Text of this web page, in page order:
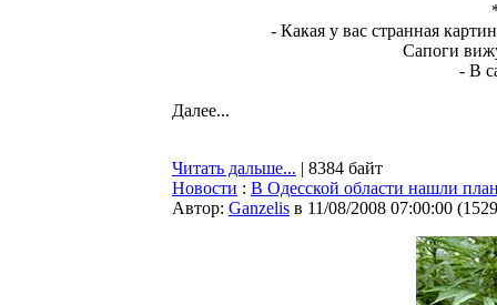
- Какая у вас странная
Сапоги
- В
Далее...
Читать дальше... | 8384 байт
Новости : В Одесской области нашли
Автор: Ganzelis в 11/08/2008 07:00:00 (